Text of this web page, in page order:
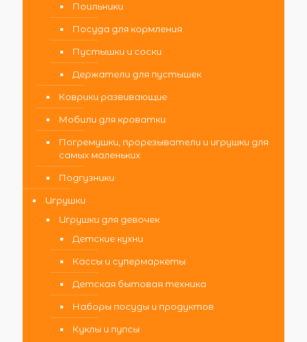
Поильники
Посуда для кормления
Пустышки и соски
Держатели для пустышек
Коврики развивающие
Мобили для кроватки
Погремушки, прорезыватели и игрушки для
самых маленьких
Подгузники
Игрушки
Игрушки для девочек
Детские кухни
Кассы и супермаркеты
Детская бытовая техника
Наборы посуды и продуктов
Куклы и пупсы